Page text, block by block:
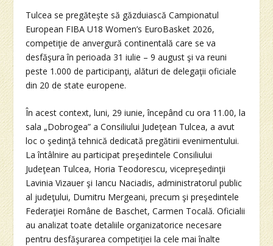
Tulcea se pregăteşte să găzduiască Campionatul
European FIBA U18 Women’s EuroBasket 2026,
competiţie de anvergură continentală care se va
desfăşura în perioada 31 iulie – 9 august şi va reuni
peste 1.000 de participanţi, alături de delegaţii oficiale
din 20 de state europene.
În acest context, luni, 29 iunie, începând cu ora 11.00, la
sala „Dobrogea” a Consiliului Judeţean Tulcea, a avut
loc o şedinţă tehnică dedicată pregătirii evenimentului.
La întâlnire au participat preşedintele Consiliului
Judeţean Tulcea, Horia Teodorescu, vicepreşedinţii
Lavinia Vizauer şi Iancu Naciadis, administratorul public
al judeţului, Dumitru Mergeani, precum şi preşedintele
Federaţiei Române de Baschet, Carmen Tocală. Oficialii
au analizat toate detaliile organizatorice necesare
pentru desfăşurarea competiţiei la cele mai înalte